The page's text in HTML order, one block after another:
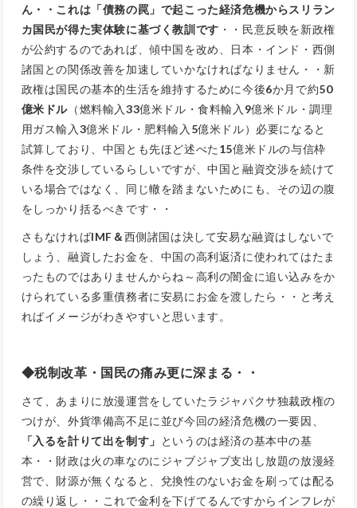
ん・・これは「債務の罠」で起こった経済危機からスリラン
カ国民が得た実体験に基づく教訓です ・・民意反映を新政権
が公約するのであれば、傾中国を改め、日本・インド・西側
諸国との関係改善を加速していかなければなりません・・新
政権は国民の基本的生活を維持するために今後6か月で約50
億米ドル（燃料輸入 33億米ドル・食料輸入 9億米ドル・調理
用ガス輸入 3億米ドル・肥料輸入 5億米ドル）必要になると
試算しており、中国とも先ほど述べた 15億米ドルの与信枠
条件を交渉しているらしいですが、中国と融資交渉を続けて
いる場合ではなく、同じ轍を踏まないためにも、その辺の腹
をしっかり括るべきです・・
さもなければIMF＆西側諸国は決して安易な融資はしないで
しょう、融資したお金を、中国の高利返済に使われてはたま
ったものではありませんからね～高利の闇金に追い込みをか
けられている多重債務者に安易にお金を渡したら・・と考え
ればイメージがわきやすいと思います。
◆税制改革・国民の痛み更に深まる・・
さて、あまりに放漫運営をしていたラジャパクサ独裁政権の
つけが、外貨準備高不足に並び今回の経済危機の一要因、
「入るを計りて出を制す」 というのは経済の基本中の基
本・・財政は火の車なのにジャブジャブ支出し放題の放漫経
営で、財源が無くなると、兌換性のないお金を刷っては配る
の繰り返し・・これで金利を下げてるんですからインフレが